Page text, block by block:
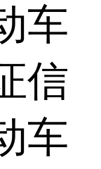
车
信
车